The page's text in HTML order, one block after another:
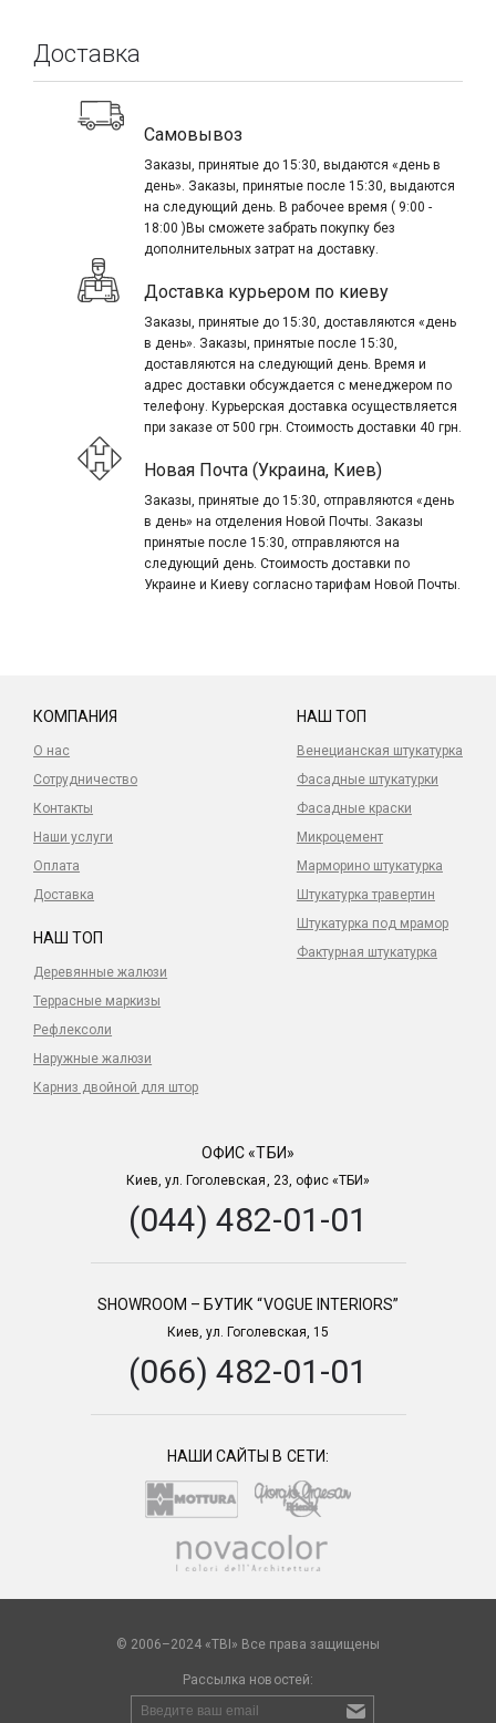
Доставка
Самовывоз
Заказы, принятые до 15:30, выдаются «день в
день». Заказы, принятые после 15:30, выдаются
на следующий день. В рабочее время ( 9:00 -
18:00 )Вы сможете забрать покупку без
дополнительных затрат на доставку.
Доставка курьером по киеву
Заказы, принятые до 15:30, доставляются «день
в день». Заказы, принятые после 15:30,
доставляются на следующий день. Время и
адрес доставки обсуждается с менеджером по
телефону. Курьерская доставка осуществляется
при заказе от 500 грн. Стоимость доставки 40 грн.
Новая Почта (Украина, Киев)
Заказы, принятые до 15:30, отправляются «день
в день» на отделения Новой Почты. Заказы
принятые после 15:30, отправляются на
следующий день. Стоимость доставки по
Украине и Киеву согласно тарифам Новой Почты.
КОМПАНИЯ
О нас
Сотрудничество
Контакты
Наши услуги
Оплата
Доставка
НАШ ТОП
Венецианская штукатурка
Фасадные штукатурки
Фасадные краски
Микроцемент
Марморино штукатурка
Штукатурка травертин
Штукатурка под мрамор
Фактурная штукатурка
НАШ ТОП
Деревянные жалюзи
Террасные маркизы
Рефлексоли
Наружные жалюзи
Карниз двойной для штор
ОФИС «ТБИ»
Киев, ул. Гоголевская, 23, офис «ТБИ»
(044) 482-01-01
SHOWROOM – БУТИК “VOGUE INTERIORS”
Киев, ул. Гоголевская, 15
(066) 482-01-01
НАШИ САЙТЫ В СЕТИ:
© 2006–2024 «TBI» Все права защищены
Рассылка новостей: